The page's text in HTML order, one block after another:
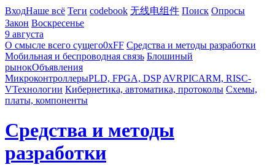
ВходНаше всё Теги codebook 无线电组件 Поиск Опросы
Закон Воскресенье
9 августа
О смысле всего сущего0xFF Средства и методы разработки
Мобильная и беспроводная связь Блошиный
рынокОбъявления
МикроконтроллерыPLD, FPGA, DSP AVRPICARM, RISC-
VТехнологии Кибернетика, автоматика, протоколы Схемы,
платы, компоненты
Средства и методы
разработки